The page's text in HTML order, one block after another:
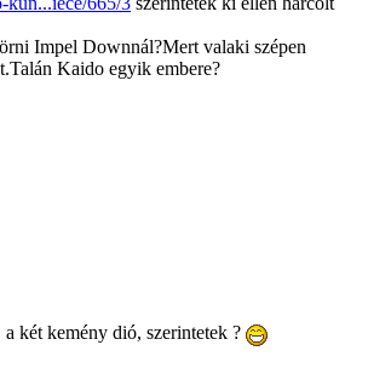
Impel Downnál?Mert valaki szépen
Kaido egyik embere?
a két kemény dió, szerintetek ?